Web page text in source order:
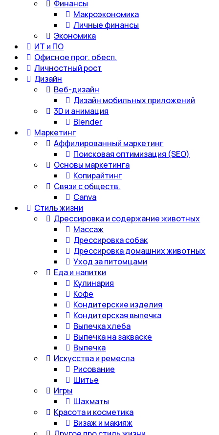
Финансы
Макроэкономика
Личные финансы
Экономика
ИТ и ПО
Офисное прог. обесп.
Личностный рост
Дизайн
Веб-дизайн
Дизайн мобильных приложений
3D и анимация
Blender
Маркетинг
Аффилированный маркетинг
Поисковая оптимизация (SEO)
Основы маркетинга
Копирайтинг
Связи с обществ.
Canva
Стиль жизни
Дрессировка и содержание животных
Массаж
Дрессировка собак
Дрессировка домашних животных
Уход за питомцами
Еда и напитки
Кулинария
Кофе
Кондитерские изделия
Кондитерская выпечка
Выпечка хлеба
Выпечка на закваске
Выпечка
Искусства и ремесла
Рисование
Шитье
Игры
Шахматы
Красота и косметика
Визаж и макияж